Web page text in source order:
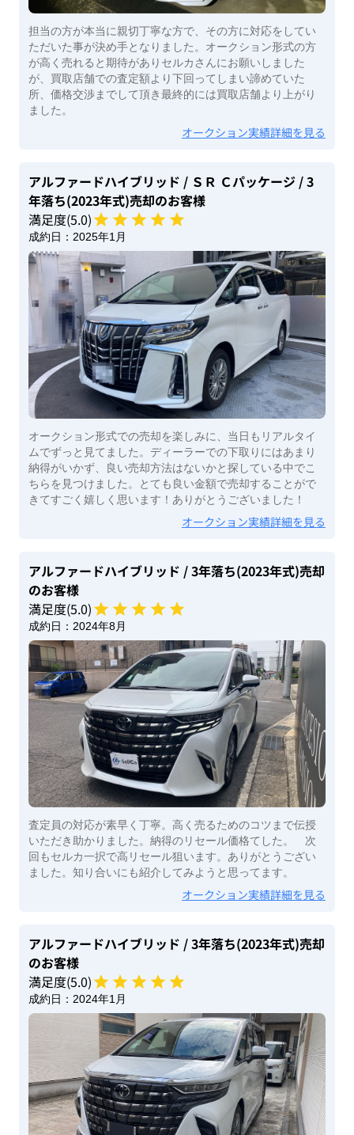
担当の方が本当に親切丁寧な方で、その方に対応をしてい
ただいた事が決め手となりました。オークション形式の方
が高く売れると期待がありセルカさんにお願いしました
が、買取店舗での査定額より下回ってしまい諦めていた
所、価格交渉までして頂き最終的には買取店舗より上がり
ました。
オークション実績詳細を見る
アルファードハイブリッド / ＳＲ Ｃパッケージ / 3
年落ち(2023年式)売却のお客様
満足度(5.0)
成約日： 2025年1月
オークション形式での売却を楽しみに、当日もリアルタイ
ムでずっと見てました。ディーラーでの下取りにはあまり
納得がいかず、良い売却方法はないかと探している中でこ
ちらを見つけました。とても良い金額で売却することがで
きてすごく嬉しく思います！ありがとうございました！
オークション実績詳細を見る
アルファードハイブリッド / 3年落ち(2023年式)売却
のお客様
満足度(5.0)
成約日： 2024年8月
査定員の対応が素早く丁寧。高く売るためのコツまで伝授
いただき助かりました。納得のリセール価格てした。 次
回もセルカ一択で高リセール狙います。ありがとうござい
ました。知り合いにも紹介してみようと思ってます。
オークション実績詳細を見る
アルファードハイブリッド / 3年落ち(2023年式)売却
のお客様
満足度(5.0)
成約日： 2024年1月